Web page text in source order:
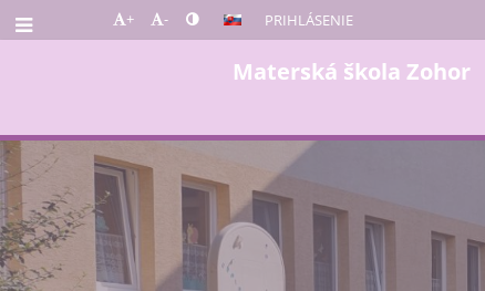
+ - PRIHLÁSENIE
Materská škola Zohor
Úvod